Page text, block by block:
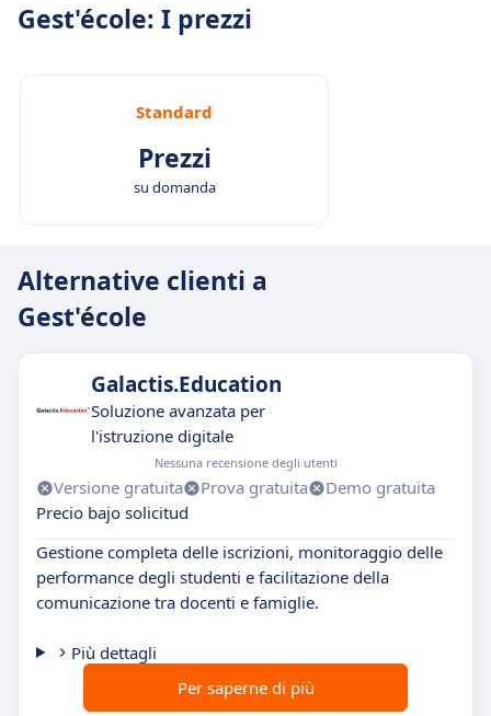
Gest'école: I prezzi
Standard
Prezzi
su domanda
Alternative clienti a
Gest'école
Galactis.Education
Soluzione avanzata per
l'istruzione digitale
Nessuna recensione degli utenti
Versione gratuita Prova gratuita
Demo gratuita
Precio bajo solicitud
Gestione completa delle iscrizioni, monitoraggio delle
performance degli studenti e facilitazione della
comunicazione tra docenti e famiglie.
Più dettagli
Per saperne di più